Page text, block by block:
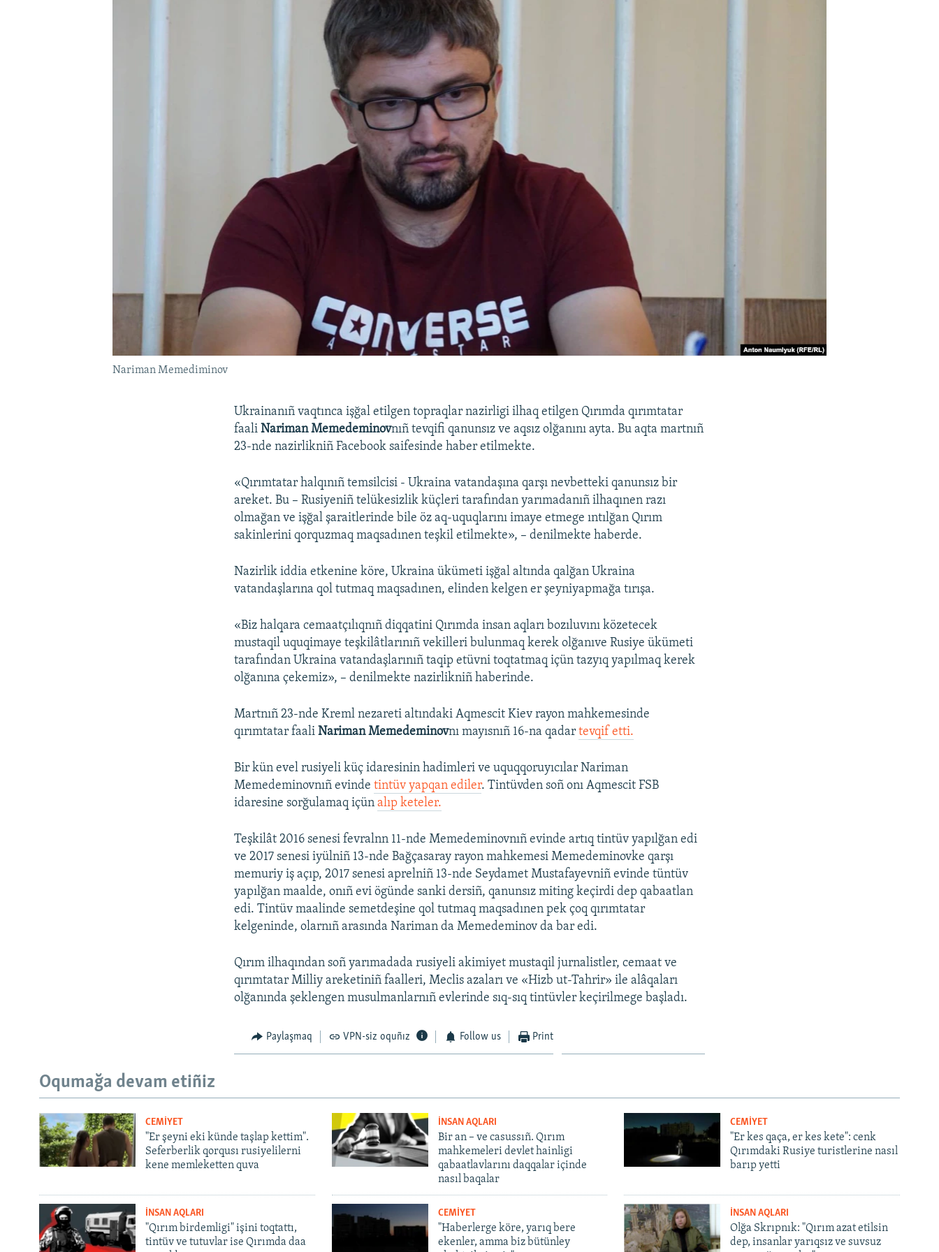
Nariman Memediminov
Ukrainanıñ vaqtınca işğal etilgen topraqlar nazirligi ilhaq etilgen Qırımda qırımtatar
faaliNariman Memedeminovnıñ tevqifi qanunsız ve aqsız olğanını ayta. Bu aqta martnıñ
23-nde nazirlikniñ Facebook saifesinde haber etilmekte.
«Qırımtatar halqınıñ temsilcisi - Ukraina vatandaşına qarşı nevbetteki qanunsız bir
areket. Bu – Rusiyeniñ telükesizlik küçleri tarafından yarımadanıñ ilhaqınen razı
olmağan ve işğal şaraitlerinde bile öz aq-uquqlarını imaye etmege ıntılğan Qırım
sakinlerini qorquzmaq maqsadınen teşkil etilmekte», – denilmekte haberde.
Nazirlik iddia etkenine köre, Ukraina ükümeti işğal altında qalğan Ukraina
vatandaşlarına qol tutmaq maqsadınen, elinden kelgen er şeyniyapmağa tırışa.
«Biz halqara cemaatçılıqnıñ diqqatini Qırımda insan aqları bozıluvını közetecek
mustaqil uquqimaye teşkilâtlarınıñ vekilleri bulunmaq kerek olğanıve Rusiye ükümeti
tarafından Ukraina vatandaşlarınıñ taqip etüvni toqtatmaq içün tazyıq yapılmaq kerek
olğanına çekemiz», – denilmekte nazirlikniñ haberinde.
Martnıñ 23-nde Kreml nezareti altındaki Aqmescit Kiev rayon mahkemesinde
qırımtatar faaliNariman Memedeminovnı mayısnıñ 16-na qadartevqif etti.
Bir kün evel rusiyeli küç idaresinin hadimleri ve uquqqoruyıcılar Nariman
Memedeminovnıñ evindetintüv yapqan ediler. Tintüvden soñ onı Aqmescit FSB
idaresine sorğulamaq içünalıp keteler.
Teşkilât 2016 senesi fevralnn 11-nde Memedeminovnıñ evinde artıq tintüv yapılğan edi
ve 2017 senesi iyülniñ 13-nde Bağçasaray rayon mahkemesi Memedeminovke qarşı
memuriy iş açıp, 2017 senesi aprelniñ 13-nde Seydamet Mustafayevniñ evinde tüntüv
yapılğan maalde, onıñ evi ögünde sanki dersiñ, qanunsız miting keçirdi dep qabaatlan
edi. Tintüv maalinde semetdeşine qol tutmaq maqsadınen pek çoq qırımtatar
kelgeninde, olarnıñ arasında Nariman da Memedeminov da bar edi.
Qırım ilhaqından soñ yarımadada rusiyeli akimiyet mustaqil jurnalistler, cemaat ve
qırımtatar Milliy areketiniñ faalleri, Meclis azaları ve «Hizb ut-Tahrir» ile alâqaları
olğanında şeklengen musulmanlarnıñ evlerinde sıq-sıq tintüvler keçirilmege başladı.
Paylaşmaq VPN-siz oquñız Follow us Print
Oqumağa devam etiñiz
CEMİYET
"Er şeyni eki künde taşlap kettim".
Seferberlik qorqusı rusiyelilerni
kene memleketten quva
İNSAN AQLARI
Bir an – ve casussıñ. Qırım
mahkemeleri devlet hainligi
qabaatlavlarını daqqalar içinde
nasıl baqalar
CEMİYET
"Er kes qaça, er kes kete": cenk
Qırımdaki Rusiye turistlerine nasıl
barıp yetti
İNSAN AQLARI
"Qırım birdemligi" işini toqtattı,
tintüv ve tutuvlar ise Qırımda daa
CEMİYET
"Haberlerge köre, yarıq bere
ekenler, amma biz bütünley
İNSAN AQLARI
Olğa Skrıpnık: "Qırım azat etilsin
dep, insanlar yarıqsız ve suvsuz